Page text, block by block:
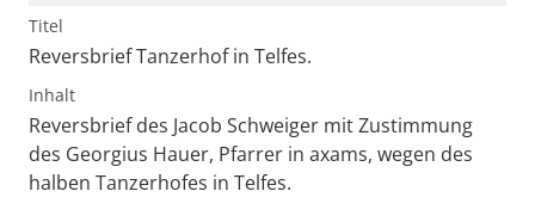
Titel
Reversbrief Tanzerhof in Telfes.
Inhalt
Reversbrief des Jacob Schweiger mit Zustimmung
des Georgius Hauer, Pfarrer in axams, wegen des
halben Tanzerhofes in Telfes.